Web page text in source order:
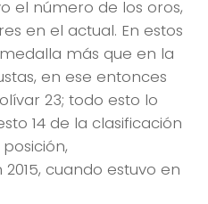
el número de los oros,
en el actual. En estos
más que en la
en ese entonces
23; todo esto lo
14 de la clasificación
cuando estuvo en